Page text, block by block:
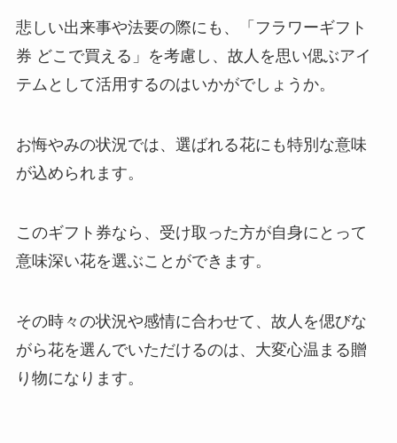
悲しい出来事や法要の際にも、「フラワーギフト
券 どこで買える」を考慮し、故人を思い偲ぶアイ
テムとして活用するのはいかがでしょうか。
お悔やみの状況では、選ばれる花にも特別な意味
が込められます。
このギフト券なら、受け取った方が自身にとって
意味深い花を選ぶことができます。
その時々の状況や感情に合わせて、故人を偲びな
がら花を選んでいただけるのは、大変心温まる贈
り物になります。